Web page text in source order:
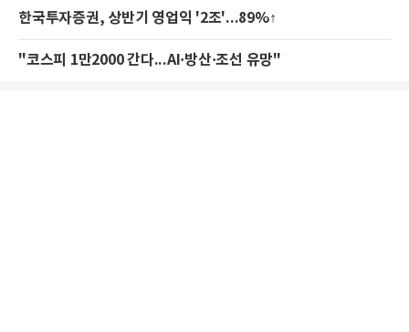
한국투자증권, 상반기 영업익 '2조'...89%↑
"코스피 1만2000 간다...AI·방산·조선 유망"